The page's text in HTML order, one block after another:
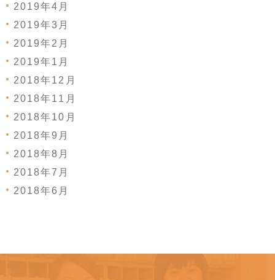
2019年4月
2019年3月
2019年2月
2019年1月
2018年12月
2018年11月
2018年10月
2018年9月
2018年8月
2018年7月
2018年6月